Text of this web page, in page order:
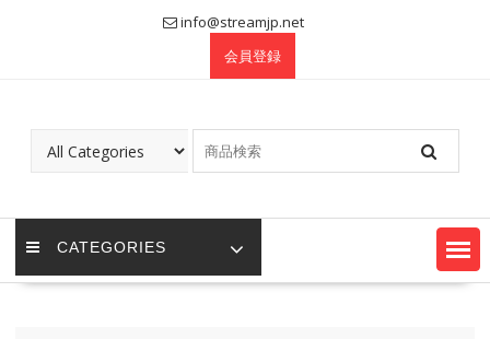
info@streamjp.net
会員登録
CATEGORIES